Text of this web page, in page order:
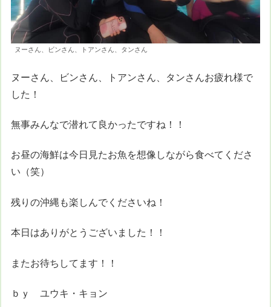
ヌーさん、ビンさん、トアンさん、タンさん
ヌーさん、ビンさん、トアンさん、タンさんお疲れ様で
した！
無事みんなで潜れて良かったですね！！
お昼の海鮮は今日見たお魚を想像しながら食べてくださ
い（笑）
残りの沖縄も楽しんでくださいね！
本日はありがとうございました！！
またお待ちしてます！！
ｂｙ ユウキ・キョン